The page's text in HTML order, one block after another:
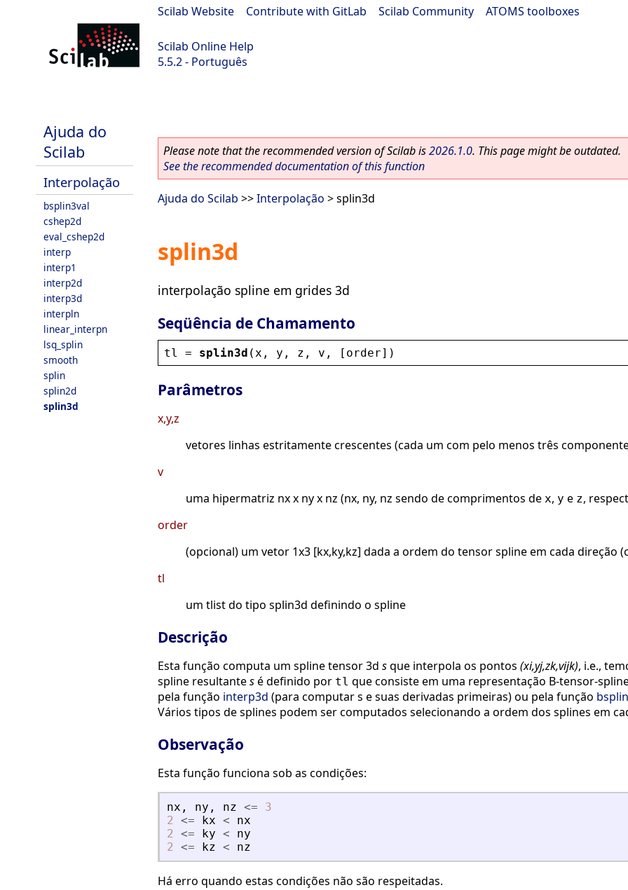
Scilab Website Contribute with GitLab Scilab Community ATOMS toolboxes
Scilab Online Help
5.5.2 - Português
Ajuda do
Scilab
Interpolação
bsplin3val
cshep2d
eval_cshep2d
interp
interp1
interp2d
interp3d
interpln
linear_interpn
lsq_splin
smooth
splin
splin2d
splin3d
Please note that the recommended version of Scilab is2026.1.0. This page might be outdated.
See the recommended documentation of this function
Ajuda do Scilab >>Interpolação > splin3d
splin3d
interpolação spline em grides 3d
Seqüência de Chamamento
tl = splin3d ( x , y , z , v , [ order])
Parâmetros
x,y,z
vetores linhas estritamente crescentes (cada um com pelo menos três
v
uma hipermatriz nx x ny x nz (nx, ny, nz sendo de comprimentos de x, y e z,
order
(opcional) um vetor 1x3 [kx,ky,kz] dada a ordem do tensor spline em cada direção
tl
um tlist do tipo splin3d definindo o spline
Descrição
Esta função computa um spline tensor 3d sque interpola os pontos (xi,yj,zk,vijk), i.e.,
spline resultantesé definido por tl que consiste em uma representação B-tensor-
pela função interp3d (para computar s e suas derivadas primeiras) ou pela função
Vários tipos de splines podem ser computados selecionando a ordem dos splines em
Observação
Esta função funciona sob as condições:
nx , ny , nz <=
3
2 <= kx <
nx
2 <= ky <
ny
2 <= kz < nz
Há erro quando estas condições não são respeitadas.